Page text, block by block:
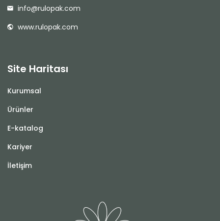
info@rulopak.com
www.rulopak.com
Site Haritası
Kurumsal
Ürünler
E-katalog
Kariyer
İletişim